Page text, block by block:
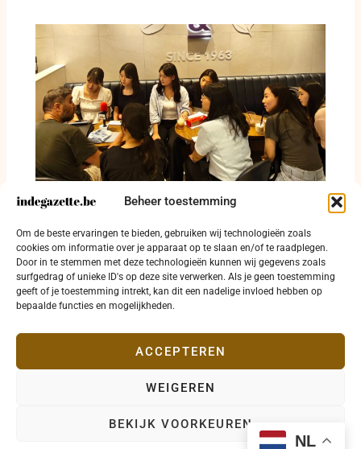
Beheer toestemming
Om de beste ervaringen te bieden, gebruiken wij technologieën zoals
cookies om informatie over je apparaat op te slaan en/of te raadplegen.
Door in te stemmen met deze technologieën kunnen wij gegevens zoals
surfgedrag of unieke ID's op deze site verwerken. Als je geen toestemming
geeft of je toestemming intrekt, kan dit een nadelige invloed hebben op
bepaalde functies en mogelijkheden.
ACCEPTEREN
WEIGEREN
BEKIJK VOORKEUREN
Lotfi Amine Hachemi licht internationale
betekenis van 16 mei toe in Zuid-Korea
6 augustus 2026
Copyright © 2026 indegazette.be |Privacy
NL